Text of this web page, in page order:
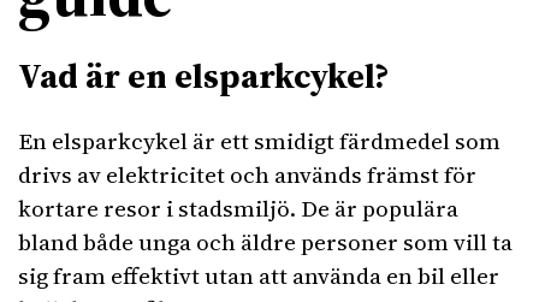
Vad är en elsparkcykel?
En elsparkcykel är ett smidigt färdmedel som
drivs av elektricitet och används främst för
kortare resor i stadsmiljö. De är populära
bland både unga och äldre personer som vill ta
sig fram effektivt utan att använda en bil eller